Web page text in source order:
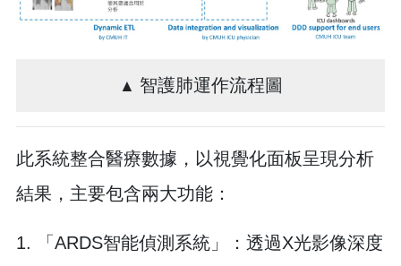
▲ 智護肺運作流程圖
此系統整合醫療數據，以視覺化面板呈現分析
結果，主要包含兩大功能：
1. 「ARDS智能偵測系統」：透過X光影像深度